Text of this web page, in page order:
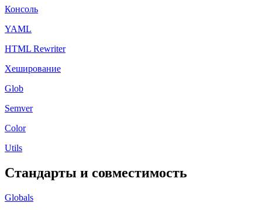
Консоль
YAML
HTML Rewriter
Хеширование
Glob
Semver
Color
Utils
Стандарты и совместимость
Globals